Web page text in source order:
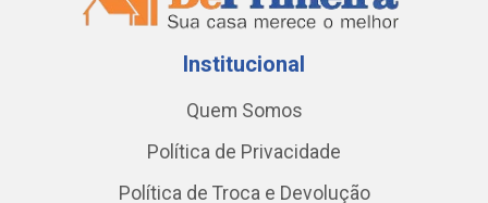
Institucional
Quem Somos
Política de Privacidade
Política de Troca e Devolução